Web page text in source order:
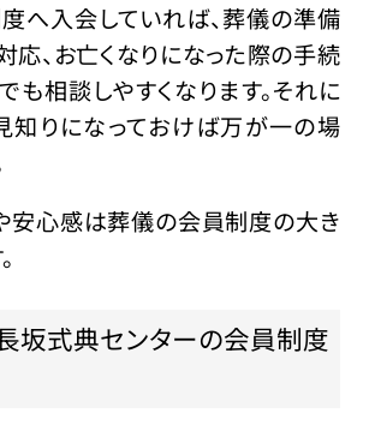
へ入会していれば、葬儀の準備
応、お亡くなりになった際の手続
も相談しやすくなります。それに
知りになっておけば万が一の場
安心感は葬儀の会員制度の大き
坂式典センターの会員制度